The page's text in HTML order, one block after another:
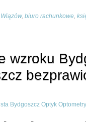
, biuro rachunkowe
wzroku
Bydgoszcz Optyk